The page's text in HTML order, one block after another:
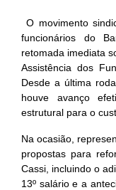
O movimento
funcionários do
retomada imediata
Assistência dos
Desde a última
houve avanço
estrutural para o
Na ocasião,
propostas para
Cassi, incluindo o
13º salário e a